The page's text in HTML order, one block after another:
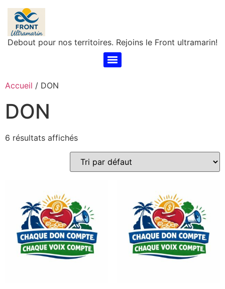
Debout pour nos territoires. Rejoins le Front ultramarin!
Accueil / DON
DON
6 résultats affichés